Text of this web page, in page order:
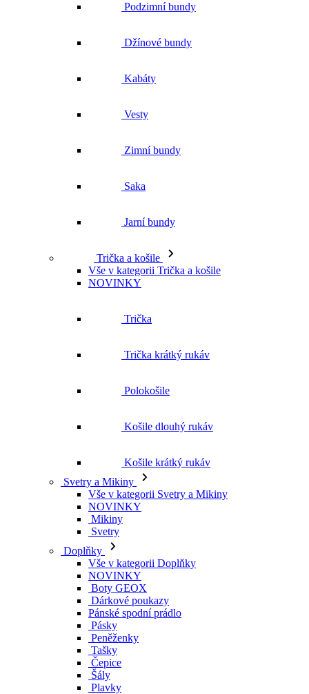
Podzimní bundy
Džínové bundy
Kabáty
Vesty
Zimní bundy
Saka
Jarní bundy
Trička a košile
Vše v kategorii Trička a košile
NOVINKY
Trička
Trička krátký rukáv
Polokošile
Košile dlouhý rukáv
Košile krátký rukáv
Svetry a Mikiny
Vše v kategorii Svetry a Mikiny
NOVINKY
Mikiny
Svetry
Doplňky
Vše v kategorii Doplňky
NOVINKY
Boty GEOX
Dárkové poukazy
Pánské spodní prádlo
Pásky
Peněženky
Tašky
Čepice
Šály
Plavky